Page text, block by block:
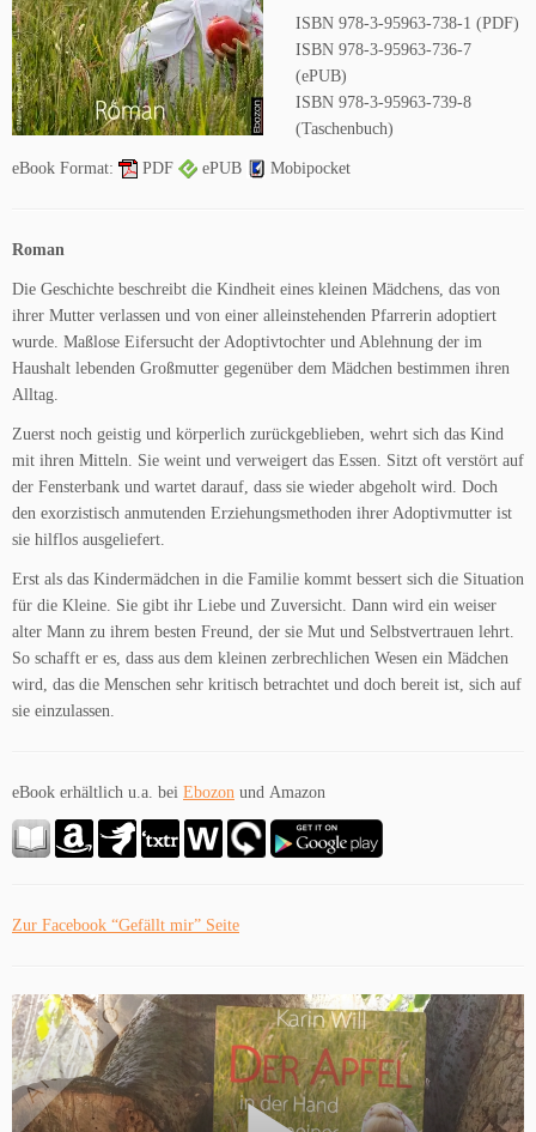
ISBN 978-3-95963-738-1 (PDF)
ISBN 978-3-95963-736-7
(ePUB)
ISBN 978-3-95963-739-8
(Taschenbuch)
eBook Format: PDF ePUB Mobipocket
Roman
Die Geschichte beschreibt die Kindheit eines kleinen Mädchens, das von
ihrer Mutter verlassen und von einer alleinstehenden Pfarrerin adoptiert
wurde. Maßlose Eifersucht der Adoptivtochter und Ablehnung der im
Haushalt lebenden Großmutter gegenüber dem Mädchen bestimmen ihren
Alltag.
Zuerst noch geistig und körperlich zurückgeblieben, wehrt sich das Kind
mit ihren Mitteln. Sie weint und verweigert das Essen. Sitzt oft verstört auf
der Fensterbank und wartet darauf, dass sie wieder abgeholt wird. Doch
den exorzistisch anmutenden Erziehungsmethoden ihrer Adoptivmutter ist
sie hilflos ausgeliefert.
Erst als das Kindermädchen in die Familie kommt bessert sich die Situation
für die Kleine. Sie gibt ihr Liebe und Zuversicht. Dann wird ein weiser
alter Mann zu ihrem besten Freund, der sie Mut und Selbstvertrauen lehrt.
So schafft er es, dass aus dem kleinen zerbrechlichen Wesen ein Mädchen
wird, das die Menschen sehr kritisch betrachtet und doch bereit ist, sich auf
sie einzulassen.
eBook erhältlich u.a. bei Ebozon und Amazon
Zur Facebook “Gefällt mir” Seite